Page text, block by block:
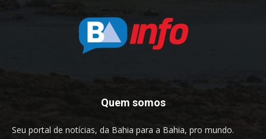
Quem somos
Seu portal de notícias, da Bahia para a Bahia, pro mundo.